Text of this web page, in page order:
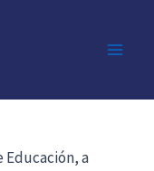
Educación, a